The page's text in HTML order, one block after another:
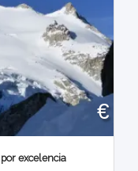
€
excelencia